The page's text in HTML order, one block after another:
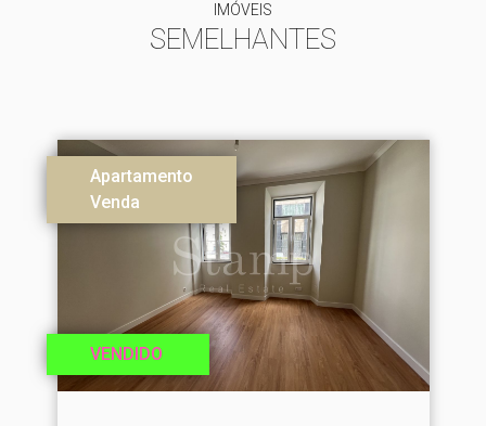
IMÓVEIS
SEMELHANTES
Apartamento
Venda
VENDIDO